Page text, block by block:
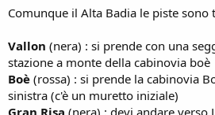
Comunque il Alta Badia le piste sono
Vallon (nera) : si prende con una
stazione a monte della cabinovia boè
Boè (rossa) : si prende la cabinovia
sinistra (c'è un muretto iniziale)
Gran Risa (nera) : devi andare verso